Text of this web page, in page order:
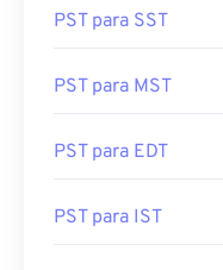
PST para SST
PST para MST
PST para EDT
PST para IST